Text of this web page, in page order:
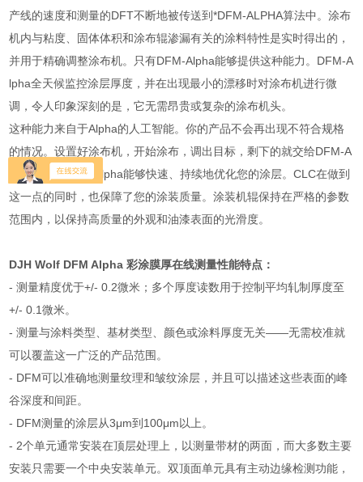
产线的速度和测量的DFT不断地被传送到*DFM-ALPHA算法中。涂布
机内与粘度、固体体积和涂布辊渗漏有关的涂料特性是实时得出的，
并用于精确调整涂布机。只有DFM-Alpha能够提供这种能力。DFM-A
lpha全天候监控涂层厚度，并在出现最小的漂移时对涂布机进行微
调，令人印象深刻的是，它无需昂贵或复杂的涂布机头。
这种能力来自于Alpha的人工智能。你的产品不会再出现不符合规格
的情况。设置好涂布机，开始涂布，调出目标，剩下的就交给DFM-A
lpha来做。DFM-Alpha能够快速、持续地优化您的涂层。CLC在做到
这一点的同时，也保障了您的涂装质量。涂装机辊保持在严格的参数
范围内，以保持高质量的外观和油漆表面的光滑度。
DJH Wolf DFM Alpha 彩涂膜厚在线测量性能特点：
- 测量精度优于+/- 0.2微米；多个厚度读数用于控制平均轧制厚度至
+/- 0.1微米。
- 测量与涂料类型、基材类型、颜色或涂料厚度无关——无需校准就
可以覆盖这一广泛的产品范围。
- DFM可以准确地测量纹理和皱纹涂层，并且可以描述这些表面的峰
谷深度和间距。
- DFM测量的涂层从3μm到100μm以上。
- 2个单元通常安装在顶层处理上，以测量带材的两面，而大多数主要
安装只需要一个中央安装单元。双顶面单元具有主动边缘检测功能，